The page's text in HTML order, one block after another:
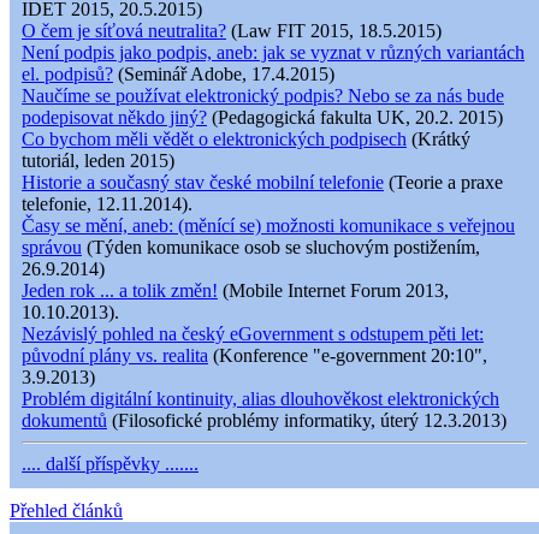
IDET 2015, 20.5.2015)
O čem je síťová neutralita? (Law FIT 2015, 18.5.2015)
Není podpis jako podpis, aneb: jak se vyznat v různých variantách
el. podpisů? (Seminář Adobe, 17.4.2015)
Naučíme se používat elektronický podpis? Nebo se za nás bude
podepisovat někdo jiný? (Pedagogická fakulta UK, 20.2. 2015)
Co bychom měli vědět o elektronických podpisech (Krátký
tutoriál, leden 2015)
Historie a současný stav české mobilní telefonie (Teorie a praxe
telefonie, 12.11.2014).
Časy se mění, aneb: (měnící se) možnosti komunikace s veřejnou
správou (Týden komunikace osob se sluchovým postižením,
26.9.2014)
Jeden rok ... a tolik změn! (Mobile Internet Forum 2013,
10.10.2013).
Nezávislý pohled na český eGovernment s odstupem pěti let:
původní plány vs. realita (Konference "e-government 20:10",
3.9.2013)
Problém digitální kontinuity, alias dlouhověkost elektronických
dokumentů (Filosofické problémy informatiky, úterý 12.3.2013)
.... další příspěvky .......
Přehled článků